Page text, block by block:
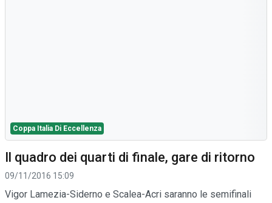
Coppa Italia Di Eccellenza
Il quadro dei quarti di finale, gare di ritorno
09/11/2016 15:09
Vigor Lamezia-Siderno e Scalea-Acri saranno le semifinali